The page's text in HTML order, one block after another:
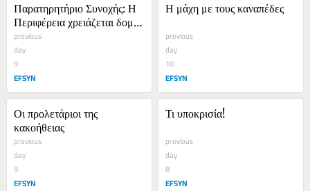
Παρατηρητήριο Συνοχής: Η
Περιφέρεια χρειάζεται δομές
ψυχικής υγείας
previous
day
9
EFSYN
Η μάχη με τους καναπέδες
previous
day
10
EFSYN
Οι προλετάριοι της
κακοήθειας
previous
day
9
EFSYN
Τι υποκρισία!
previous
day
8
EFSYN